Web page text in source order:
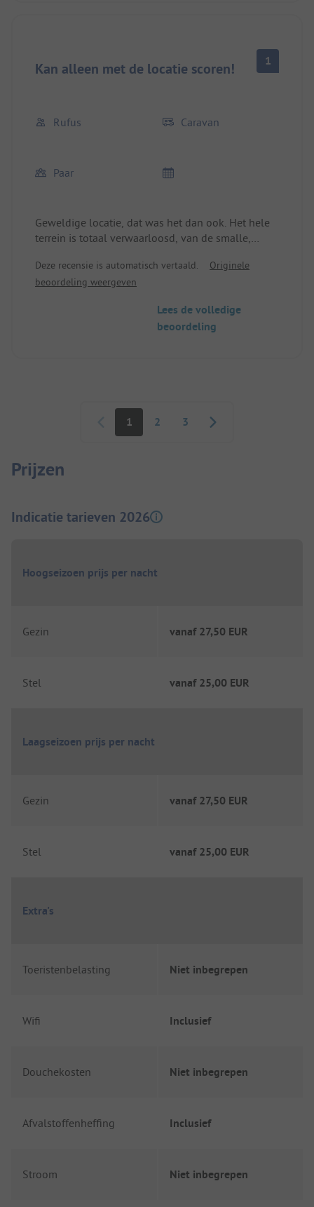
Kan alleen met de locatie scoren! 1
Rufus Caravan
Paar
Geweldige locatie, dat was het dan ook. Het hele
terrein is totaal verwaarloosd, van de smalle,
wastenten tot een afwasplaats met alleen koud
water. De foto's op de website verdoezelen het
Deze recensie is automatisch vertaald.
Originele
beoordeling weergeven
Lees de volledige
beoordeling
1 2 3
Prijzen
Indicatie tarieven 2026
Hoogseizoen prijs per nacht
Gezin vanaf 27,50 EUR
Stel vanaf 25,00 EUR
Laagseizoen prijs per nacht
Gezin vanaf 27,50 EUR
Stel vanaf 25,00 EUR
Extra's
Toeristenbelasting Niet inbegrepen
Wifi Inclusief
Douchekosten Niet inbegrepen
Afvalstoffenheffing Inclusief
Stroom Niet inbegrepen